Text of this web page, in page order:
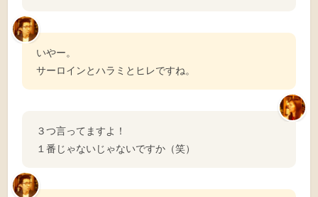
いやー。
サーロインとハラミとヒレですね。
３つ言ってますよ！
１番じゃないじゃないですか（笑）